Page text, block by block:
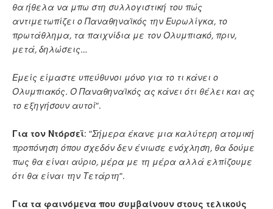
θα ήθελα να μπω στη συλλογιστική του πώς
αντιμετωπίζει ο Παναθηναϊκός την Ευρωλίγκα, το
πρωτάθλημα, τα παιχνίδια με τον Ολυμπιακό, πριν,
μετά, δηλώσεις…
Εμείς είμαστε υπεύθυνοι μόνο για το τι κάνει ο
Ολυμπιακός. Ο Παναθηναϊκός ας κάνει ότι θέλει και ας
το εξηγήσουν αυτοί“.
Για τον Ντόρσεϊ: “Σήμερα έκανε μια καλύτερη ατομική
προπόνηση όπου σχεδόν δεν ένιωσε ενόχληση, θα δούμε
πως θα είναι αύριο, μέρα με τη μέρα αλλά ελπίζουμε
ότι θα είναι την Τετάρτη“.
Για τα φαινόμενα που συμβαίνουν στους τελικούς